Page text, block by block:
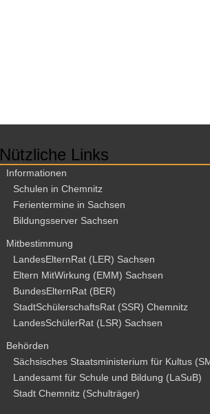
Nützliche Links
Informationen
Schulen in Chemnitz
Ferientermine in Sachsen
Bildungsserver Sachsen
Mitbestimmung
LandesElternRat (LER) Sachsen
Eltern MitWirkung (EMM) Sachsen
BundesElternRat (BER)
StadtSchülerschaftsRat (SSR) Chemnitz
LandesSchülerRat (LSR) Sachsen
Behörden
Sächsisches Staatsministerium für Kultus
Landesamt für Schule und Bildung (LaSuB)
Stadt Chemnitz (Schulträger)